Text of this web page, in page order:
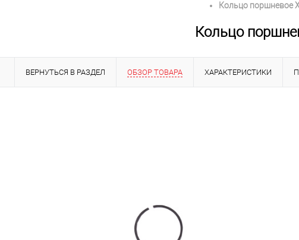
Кольцо поршневое
Кольцо
ВЕРНУТЬСЯ В РАЗДЕЛ ОБЗОР ТОВАРА ХАРАКТЕРИСТИКИ